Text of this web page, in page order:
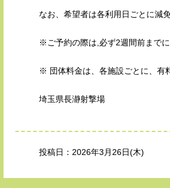
なお、希望者は各利用日ごとに減
※ご予約の際は,必ず2週間前まで
※ 団体料金は、各施設ごとに、有
埼玉県長瀞射撃場
投稿日：2026年3月26日(木)